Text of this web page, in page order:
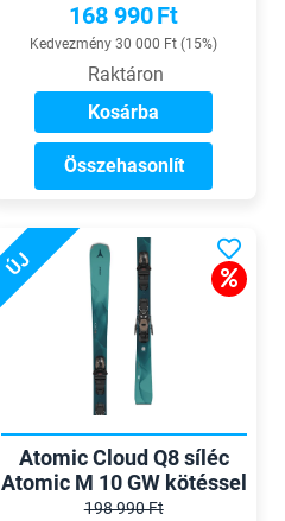
168 990Ft
Kedvezmény 30 000 Ft (15%)
Raktáron
Kosárba
Összehasonlít
ÚJ
Atomic Cloud Q8 síléc
Atomic M 10 GW kötéssel
198 990 Ft